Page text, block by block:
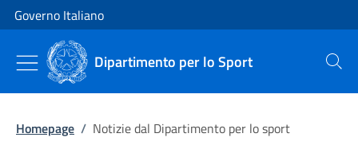
Vai al contenuto
Vai alla navigazione del sito
Governo Italiano
Dipartimento per lo Sport Cerca
Homepage / Notizie dal Dipartimento per lo sport